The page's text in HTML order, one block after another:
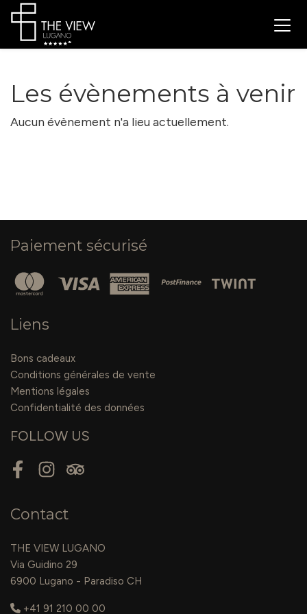
Les évènements à venir
Aucun évènement n'a lieu actuellement.
Paiement sécurisé
Liens
Bons cadeaux
Conditions générales de vente
Mentions légales
Confidentialité des données
FOLLOW US
FacebookInstagramTripadvisor
Contact
THE VIEW LUGANO
Via Guidino 29
6900 Lugano - Paradiso CH
+41 91 210 00 00